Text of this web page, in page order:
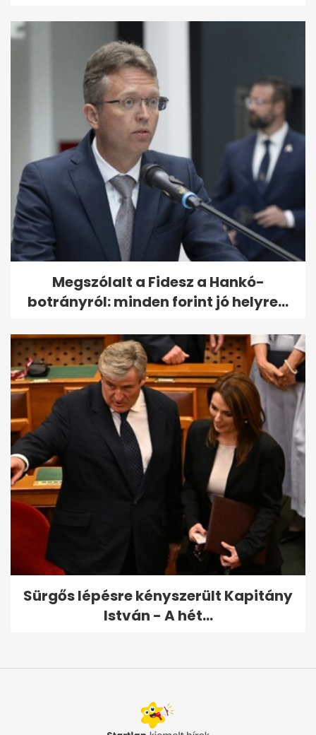
Megszólalt a Fidesz a Hankó-
botrányról: minden forint jó helyre...
Sürgős lépésre kényszerült Kapitány
István - A hét...